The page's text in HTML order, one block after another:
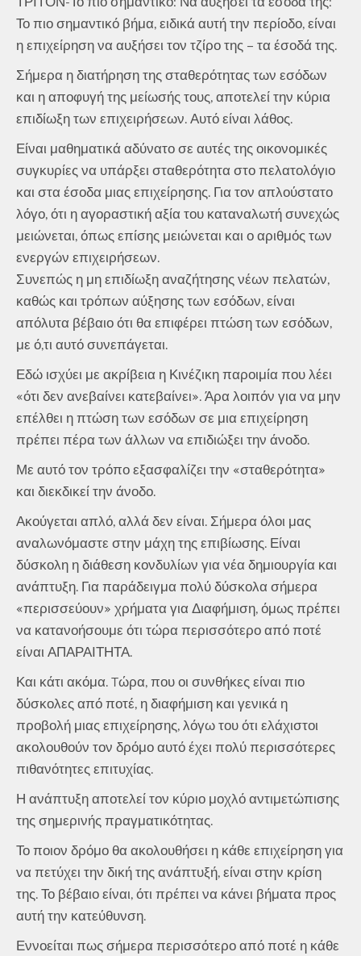
Το πιο σημαντικό βήμα, ειδικά αυτή την περίοδο, είναι
η επιχείρηση να αυξήσει τον τζίρο της – τα έσοδά της.
Σήμερα η διατήρηση της σταθερότητας των εσόδων
και η αποφυγή της μείωσής τους, αποτελεί την κύρια
επιδίωξη των επιχειρήσεων. Αυτό είναι λάθος.
Είναι μαθηματικά αδύνατο σε αυτές της οικονομικές
συγκυρίες να υπάρξει σταθερότητα στο πελατολόγιο
και στα έσοδα μιας επιχείρησης. Για τον απλούστατο
λόγο, ότι η αγοραστική αξία του καταναλωτή συνεχώς
μειώνεται, όπως επίσης μειώνεται και ο αριθμός των
ενεργών επιχειρήσεων.
Συνεπώς η μη επιδίωξη αναζήτησης νέων πελατών,
καθώς και τρόπων αύξησης των εσόδων, είναι
απόλυτα βέβαιο ότι θα επιφέρει πτώση των εσόδων,
με ό,τι αυτό συνεπάγεται.
Εδώ ισχύει με ακρίβεια η Κινέζικη παροιμία που λέει
«ότι δεν ανεβαίνει κατεβαίνει». Άρα λοιπόν για να μην
επέλθει η πτώση των εσόδων σε μια επιχείρηση
πρέπει πέρα των άλλων να επιδιώξει την άνοδο.
Με αυτό τον τρόπο εξασφαλίζει την «σταθερότητα»
και διεκδικεί την άνοδο.
Ακούγεται απλό, αλλά δεν είναι. Σήμερα όλοι μας
αναλωνόμαστε στην μάχη της επιβίωσης. Είναι
δύσκολη η διάθεση κονδυλίων για νέα δημιουργία και
ανάπτυξη. Για παράδειγμα πολύ δύσκολα σήμερα
«περισσεύουν» χρήματα για Διαφήμιση, όμως πρέπει
να κατανοήσουμε ότι τώρα περισσότερο από ποτέ
είναι ΑΠΑΡΑΙΤΗΤΑ.
Και κάτι ακόμα. Tώρα, που οι συνθήκες είναι πιο
δύσκολες από ποτέ, η διαφήμιση και γενικά η
προβολή μιας επιχείρησης, λόγω του ότι ελάχιστοι
ακολουθούν τον δρόμο αυτό έχει πολύ περισσότερες
πιθανότητες επιτυχίας.
Η ανάπτυξη αποτελεί τον κύριο μοχλό αντιμετώπισης
της σημερινής πραγματικότητας.
Το ποιον δρόμο θα ακολουθήσει η κάθε επιχείρηση για
να πετύχει την δική της ανάπτυξή, είναι στην κρίση
της. Το βέβαιο είναι, ότι πρέπει να κάνει βήματα προς
αυτή την κατεύθυνση.
Εννοείται πως σήμερα περισσότερο από ποτέ η κάθε